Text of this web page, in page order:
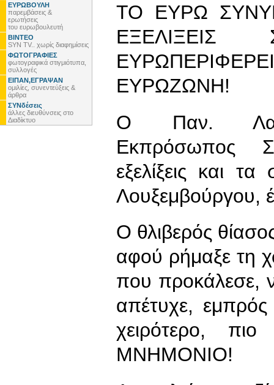
ΕΥΡΩΒΟΥΛΗ
παρεμβάσεις &
ερωτήσεις
του ευρωβουλευτή
ΒΙΝΤΕΟ
SYN TV.. χωρίς διαφημίσεις
ΦΩΤΟΓΡΑΦΙΕΣ
φωτογραφικά στιγμιότυπα,
συλλογές
ΕΙΠΑΝ,ΕΓΡΑΨΑΝ
ομιλίες, συνεντεύξεις &
άρθρα
ΣΥΝδέσεις
άλλες διευθύνσεις στο
Διαδίκτυο
ΤΟ ΕΥΡΩ
ΕΥΡΩΖΩΝΗ!
Ο Παν.
Εκπρόσωπος
εξελίξεις και
Λουξεμβούργου,
Ο θλιβερός
αφού ρήμαξε τη
που
απέτυχε,
χειρότερο,
ΜΝΗΜΟΝΙΟ!